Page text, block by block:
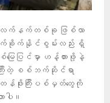
တဲ့ လက်နက်တစ်ခု ဖြစ်လာ
က်ခိုက်နိုင်စွမ်းလည်း ရှိ
ေပြင်မှာ ဟန့်တားဖို့နဲ့
ကြီးတဲ့ စစ်ဘက်ဆိုင်ရာ
န်ဖိုးကြီးပစ်မှတ်တွေကို
ပါ။